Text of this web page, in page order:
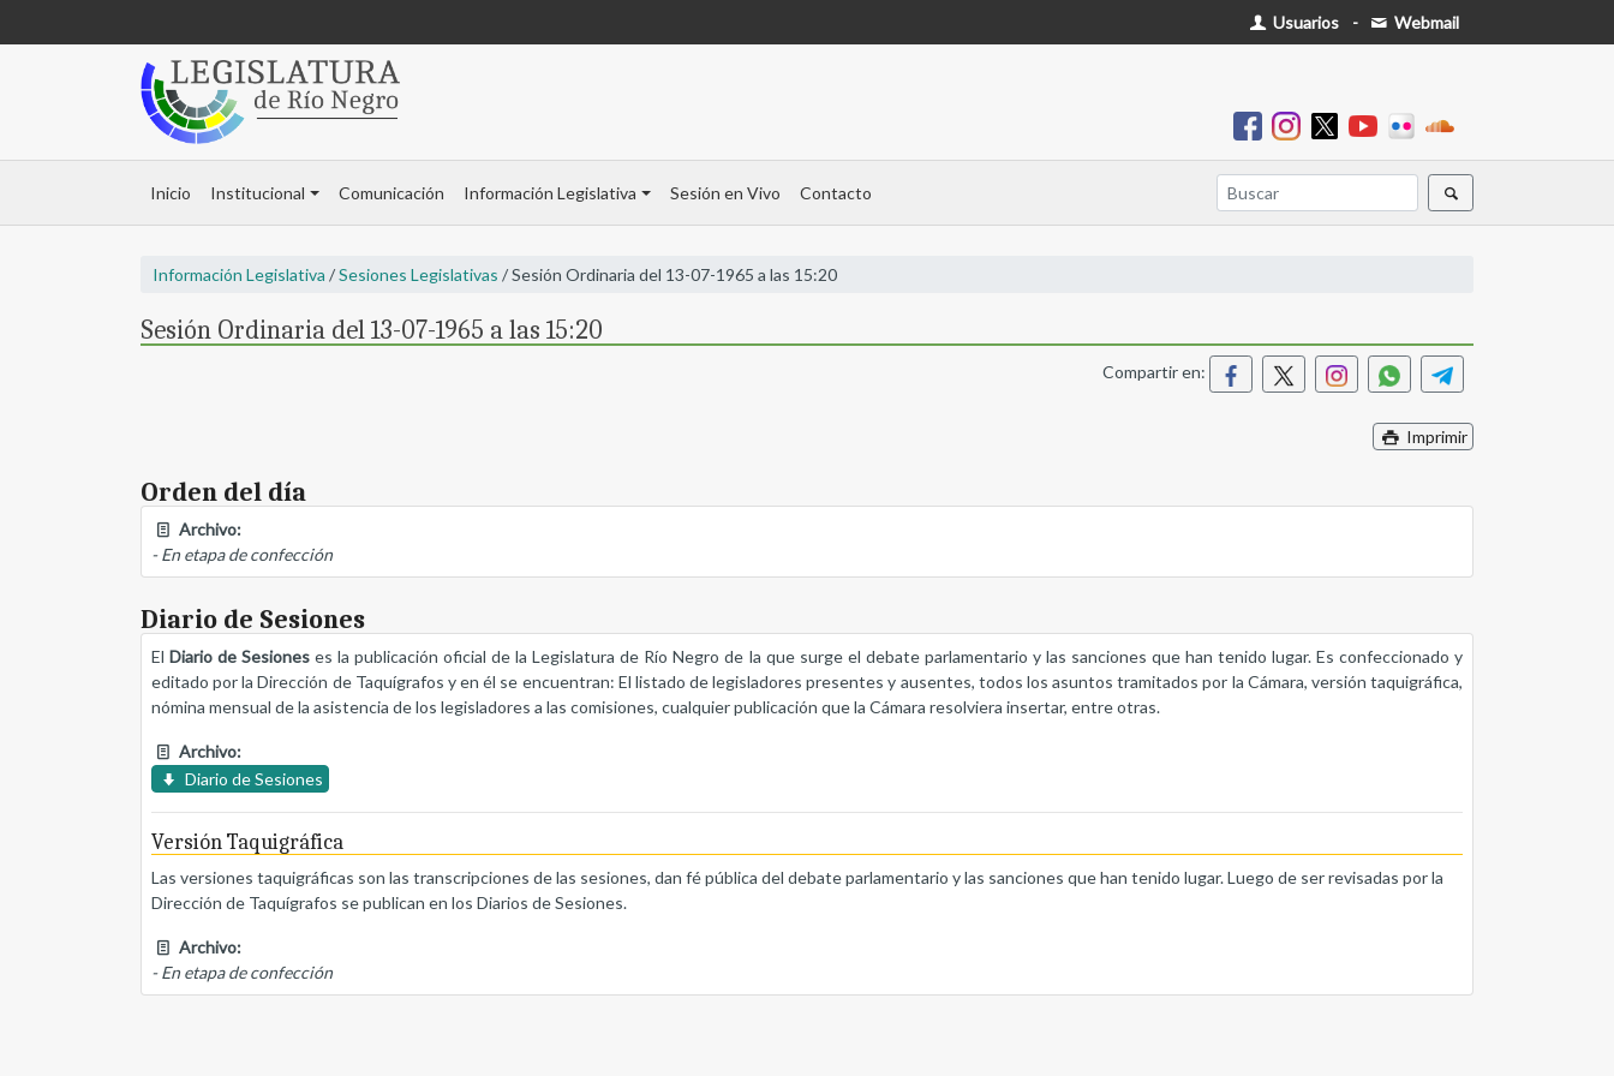
Usuarios - Webmail
Inicio Institucional Comunicación Información Legislativa Sesión en Vivo Contacto
Información Legislativa /Sesiones Legislativas / Sesión Ordinaria del 13-07-1965 a las 15:20
Sesión Ordinaria del 13-07-1965 a las 15:20
Compartir en:
Imprimir
Orden del día
Archivo:
- En etapa de confección
Diario de Sesiones
ElDiario de Sesiones es la publicación oficial de la Legislatura de Río Negro de la que surge el debate parlamentario y las sanciones que han tenido lugar. Es confeccionado y
editado por la Dirección de Taquígrafos y en él se encuentran: El listado de legisladores presentes y ausentes, todos los asuntos tramitados por la Cámara, versión taquigráfica,
nómina mensual de la asistencia de los legisladores a las comisiones, cualquier publicación que la Cámara resolviera insertar, entre otras.
Archivo:
Diario de Sesiones
Versión Taquigráfica
Las versiones taquigráficas son las transcripciones de las sesiones, dan fé pública del debate parlamentario y las sanciones que han tenido lugar. Luego de ser revisadas por la
Dirección de Taquígrafos se publican en los Diarios de Sesiones.
Archivo:
- En etapa de confección